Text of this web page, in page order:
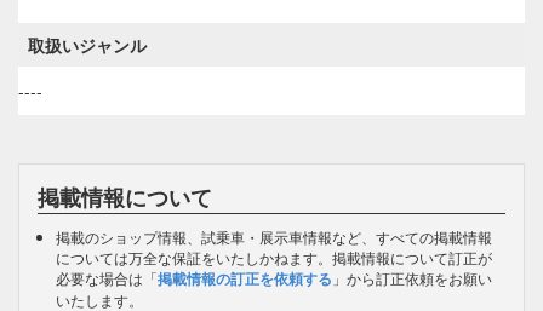
取扱いジャンル
----
掲載情報について
掲載のショップ情報、試乗車・展示車情報など、すべての掲載情報
については万全な保証をいたしかねます。掲載情報について訂正が
必要な場合は「掲載情報の訂正を依頼する 」から訂正依頼をお願い
いたします。